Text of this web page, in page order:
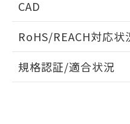
CAD
ドすることができます。
ログイ
RoHS/REACH対応状
EU RoHS 注意事項・凡
規格認証/適合状況
していることから
り、2022年1月12日
す。